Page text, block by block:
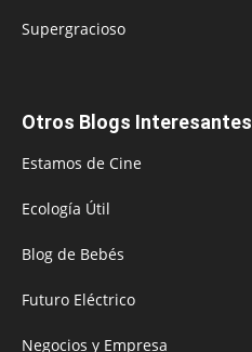
Supergracioso
Otros Blogs Interesantes
Estamos de Cine
Ecología Útil
Blog de Bebés
Futuro Eléctrico
Negocios y Empresa